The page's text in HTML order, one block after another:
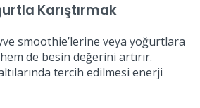
Karıştırmak
smoothie’lerine veya yoğurtlara
de besin değerini artırır.
tercih edilmesi enerji